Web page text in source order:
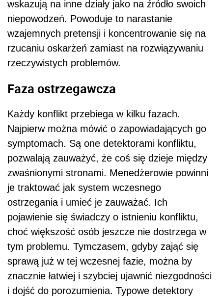
wskazują na inne działy jako na źródło swoich
niepowodzeń. Powoduje to narastanie
wzajemnych pretensji i koncentrowanie się na
rzucaniu oskarżeń zamiast na rozwiązywaniu
rzeczywistych problemów.
Faza ostrzegawcza
Każdy konflikt przebiega w kilku fazach.
Najpierw można mówić o zapowiadających go
symptomach. Są one detektorami konfliktu,
pozwalają zauważyć, że coś się dzieje między
zwaśnionymi stronami. Menedżerowie powinni
je traktować jak system wczesnego
ostrzegania i umieć je zauważać. Ich
pojawienie się świadczy o istnieniu konfliktu,
choć większość osób jeszcze nie dostrzega w
tym problemu. Tymczasem, gdyby zająć się
sprawą już w tej wczesnej fazie, można by
znacznie łatwiej i szybciej ujawnić niezgodności
i dojść do porozumienia. Typowe detektory